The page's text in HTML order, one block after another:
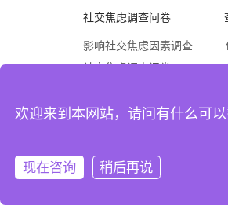
社交焦虑调查问卷
影响社交焦虑因素调查问卷
社交焦虑调查问卷
关于大学生社交焦虑问卷调查
注册
欢迎来到本网站，请问有什么可以
现在咨询 稍后再说